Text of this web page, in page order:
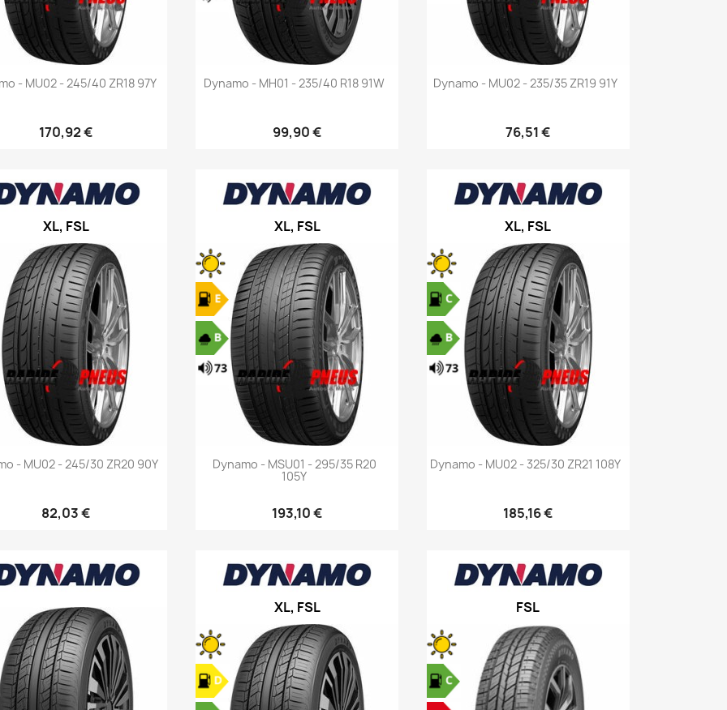
Aperçu rapide
- MU02 - 245/40 ZR18 97Y
170,92 €
Aperçu rapide
Dynamo - MH01 - 235/40 R18 91W
99,90 €
Aperçu rapide
Dynamo - MU02 - 235/35 ZR19 91Y
76,51 €
XL, FSL
Aperçu rapide
- MU02 - 245/30 ZR20 90Y
82,03 €
XL, FSL
 Aperçu rapide
Dynamo - MSU01 - 295/35 R20
105Y
193,10 €
XL, FSL
Aperçu rapide
Dynamo - MU02 - 325/30 ZR21 108Y
185,16 €
XL, FSL FSL